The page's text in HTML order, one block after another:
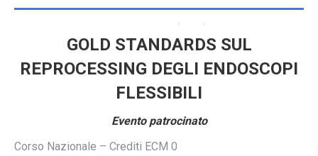
GOLD STANDARDS SUL
REPROCESSING DEGLI ENDOSCOPI
FLESSIBILI
Evento patrocinato
Corso Nazionale – Crediti ECM 0